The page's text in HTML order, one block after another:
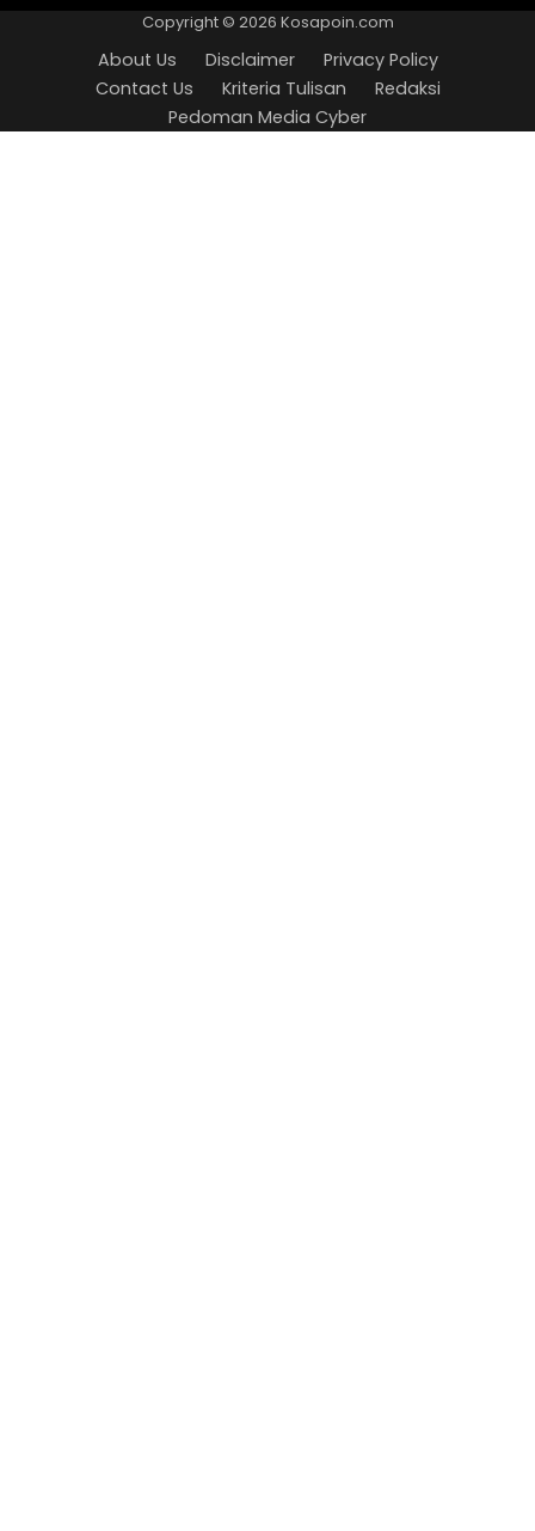
Us
Policy
Us
Tulisan
Media
Copyright © 2026 Kosapoin.com
About Us Disclaimer
Privacy Policy
Contact Us
Kriteria Tulisan
Redaksi
Pedoman Media Cyber